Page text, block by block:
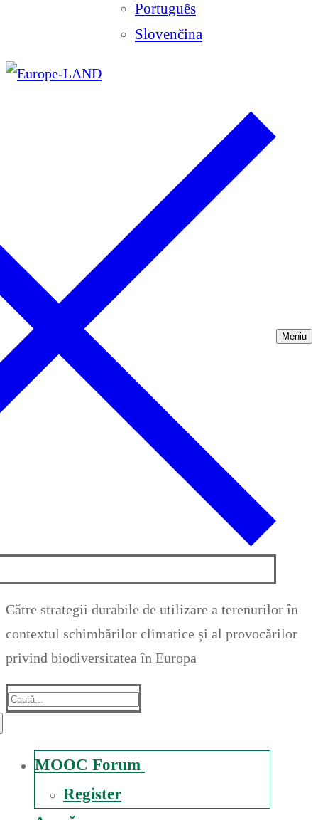
Português
Slovenčina
Meniu
Către strategii durabile de utilizare a terenurilor în
contextul schimbărilor climatice și al provocărilor
privind biodiversitatea în Europa
Suche
MOOC Forum
Register